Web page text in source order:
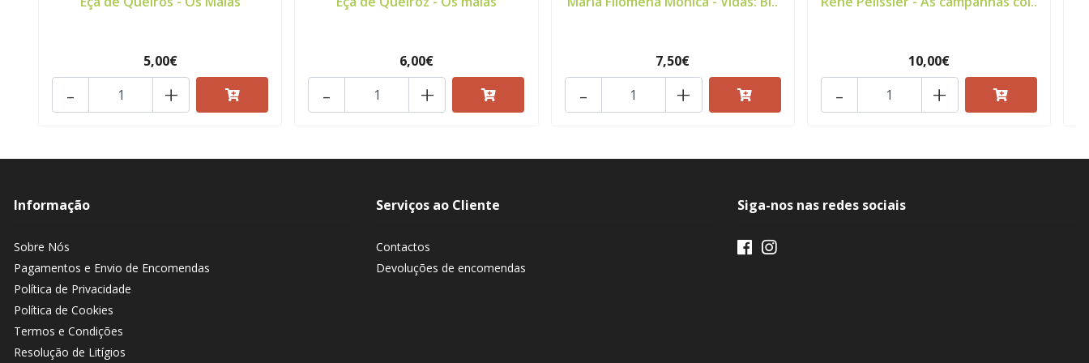
5,00€
+
-
6,00€
+
-
7,50€
+
-
10,00€
+
-
Informação
Sobre Nós
Pagamentos e Envio de Encomendas
Política de Privacidade
Política de Cookies
Termos e Condições
Resolução de Litígios
Serviços ao Cliente
Contactos
Devoluções de encomendas
Siga-nos nas redes sociais